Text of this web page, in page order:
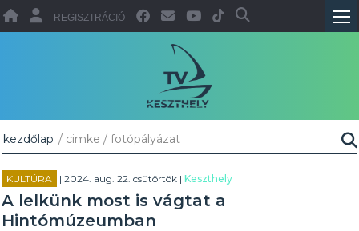
REGISZTRÁCIÓ
kezdőlap / cimke / fotópályázat
KULTÚRA | 2024. aug. 22. csütörtök |Keszthely
A lelkünk most is vágtat a
Hintómúzeumban